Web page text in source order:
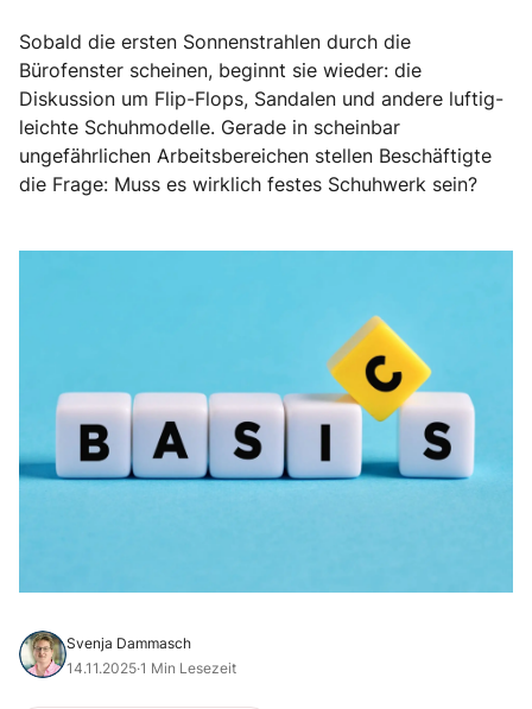
Sobald die ersten Sonnenstrahlen durch die
Bürofenster scheinen, beginnt sie wieder: die
Diskussion um Flip-Flops, Sandalen und andere luftig-
leichte Schuhmodelle. Gerade in scheinbar
ungefährlichen Arbeitsbereichen stellen Beschäftigte
die Frage: Muss es wirklich festes Schuhwerk sein?
Svenja Dammasch
14.11.2025·1 Min Lesezeit